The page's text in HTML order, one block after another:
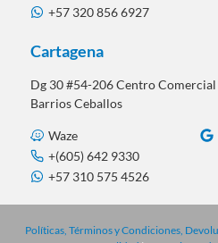
+57 320 856 6927
Cartagena
Dg 30 #54-206 Centro
Barrios Ceballos
Waze
+(605) 642 9330
+57 310 575 4526
Políticas, Términos y Condiciones,